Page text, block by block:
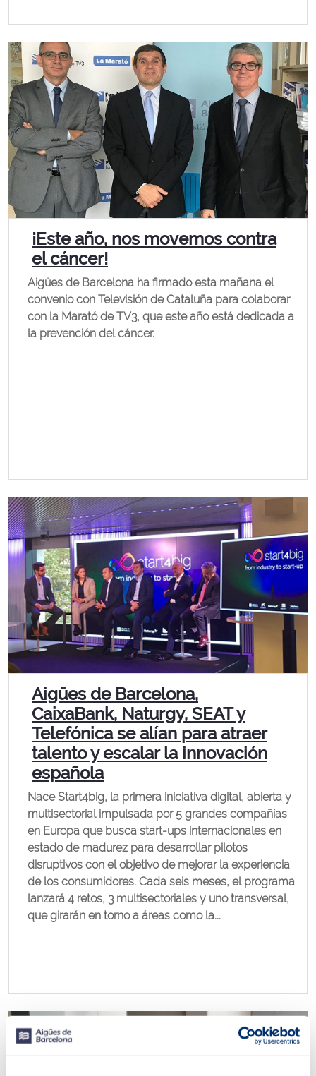
¡Este año, nos movemos contra
el cáncer!
Aigües de Barcelona ha firmado esta mañana el
convenio con Televisión de Cataluña para colaborar
con la Marató de TV3, que este año está dedicada a
la prevención del cáncer.
Aigües de Barcelona,
CaixaBank, Naturgy, SEAT y
Telefónica se alían para atraer
talento y escalar la innovación
española
Nace Start4big, la primera iniciativa digital, abierta y
multisectorial impulsada por 5 grandes compañías
en Europa que busca start-ups internacionales en
estado de madurez para desarrollar pilotos
disruptivos con el objetivo de mejorar la experiencia
de los consumidores. Cada seis meses, el programa
lanzará 4 retos, 3 multisectoriales y uno transversal,
que girarán en torno a áreas como la...